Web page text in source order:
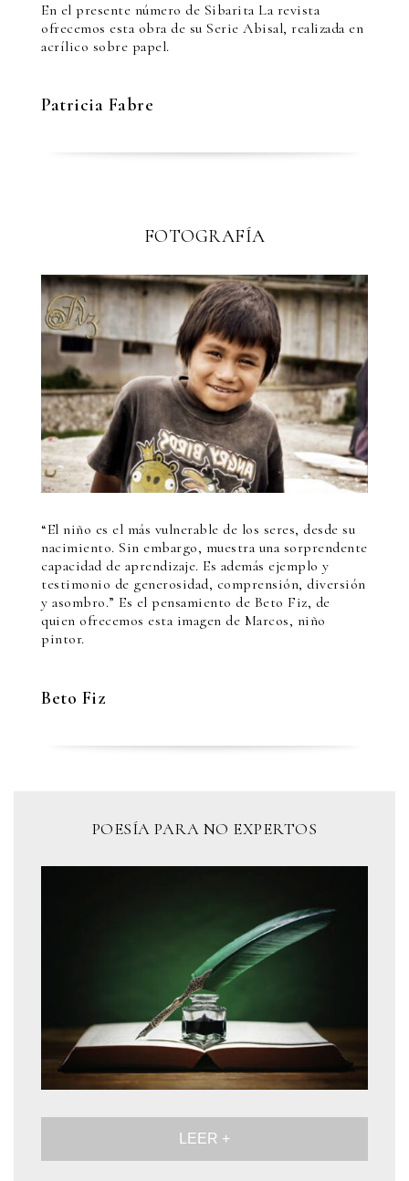
En el presente número de Sibarita La revista
ofrecemos esta obra de su Serie Abisal, realizada en
acrílico sobre papel.
Patricia Fabre
FOTOGRAFÍA
“El niño es el más vulnerable de los seres, desde su
nacimiento. Sin embargo, muestra una sorprendente
capacidad de aprendizaje. Es además ejemplo y
testimonio de generosidad, comprensión, diversión
y asombro.” Es el pensamiento de Beto Fiz, de
quien ofrecemos esta imagen de Marcos, niño
pintor.
Beto Fiz
POESÍA PARA NO EXPERTOS
LEER +